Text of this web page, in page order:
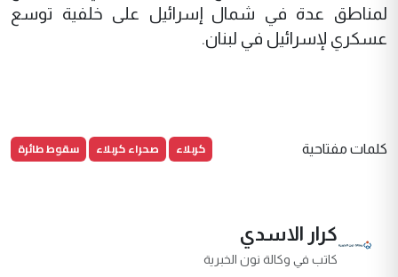
لمناطق عدة في شمال إسرائيل على خلفية توسع
عسكري لإسرائيل في لبنان.
كلمات مفتاحية كربلاء صحراء كربلاء سقوط طائرة
كرار الاسدي
كاتب في وكالة نون الخبرية